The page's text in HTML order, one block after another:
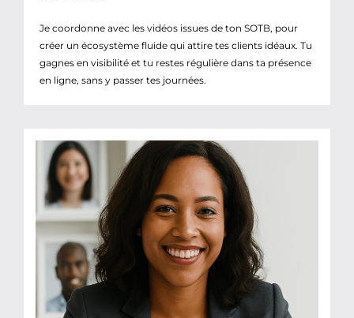
Je coordonne avec les vidéos issues de ton SOTB, pour
créer un écosystème fluide qui attire tes clients idéaux. Tu
gagnes en visibilité et tu restes régulière dans ta présence
en ligne, sans y passer tes journées.